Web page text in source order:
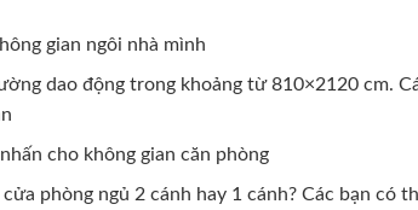
gian ngôi nhà mình
dao động trong khoảng từ 810×2120 cm.
cho không gian căn phòng
phòng ngủ 2 cánh hay 1 cánh? Các bạn có